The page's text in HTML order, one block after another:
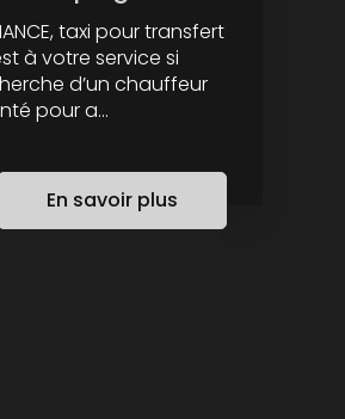
taxi pour transfert
à votre service si
d’un chauffeur
pour a...
En savoir plus